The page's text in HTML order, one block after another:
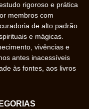
rigoroso e prática
membros com
de alto padrão
e mágicas.
vivências e
antes inacessíveis
às fontes, aos livros